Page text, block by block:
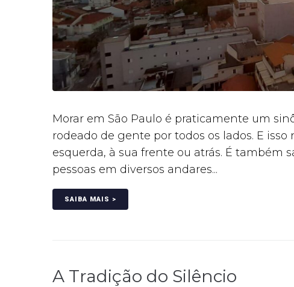
Morar em São Paulo é praticamente um
rodeado de gente por todos os lados. E
esquerda, à sua frente ou atrás. É também
pessoas em diversos andares...
SAIBA MAIS >
A Tradição do Silêncio